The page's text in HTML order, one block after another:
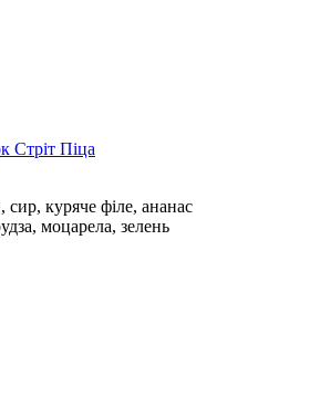
куряче філе, ананас
моцарела, зелень